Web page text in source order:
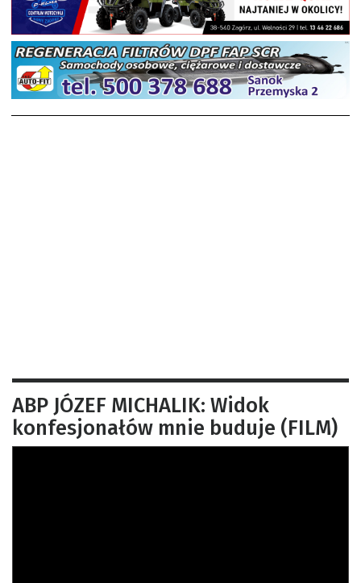
ABP JÓZEF MICHALIK: Widok
konfesjonałów mnie buduje (FILM)